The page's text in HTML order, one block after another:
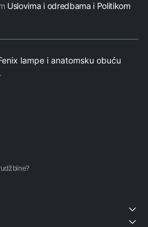
Uslovima i odredbama i Politikom
lampe i anatomsku obuću